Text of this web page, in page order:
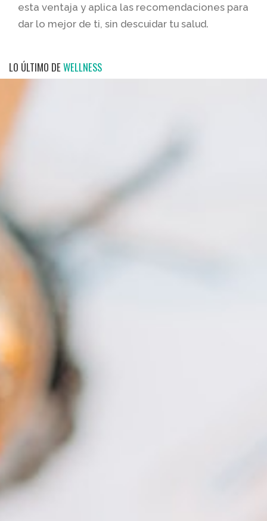
esta ventaja y aplica las recomendaciones para
dar lo mejor de ti, sin descuidar tu salud.
LO ÚLTIMO DEWELLNESS